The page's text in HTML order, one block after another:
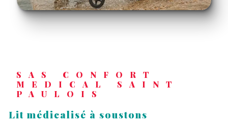
SAS CONFORT
MEDICAL SAINT
PAULOIS
lit médicalisé à soustons